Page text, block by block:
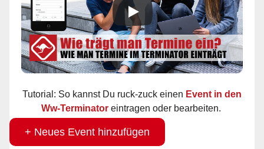
Tutorial: So kannst Du ruck-zuck einen Event in den
Ww-Terminator eintragen oder bearbeiten.
+ Neues Event hinzufügen